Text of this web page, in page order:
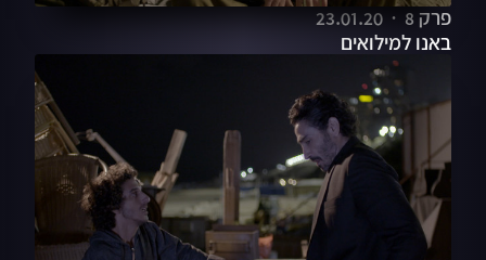
פרק 8
23.01.20
באנו למילואים